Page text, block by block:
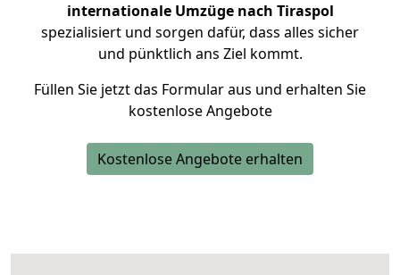
internationale Umzüge nach Tiraspol
spezialisiert und sorgen dafür, dass alles sicher
und pünktlich ans Ziel kommt.
Füllen Sie jetzt das Formular aus und erhalten Sie
kostenlose Angebote
Kostenlose Angebote erhalten